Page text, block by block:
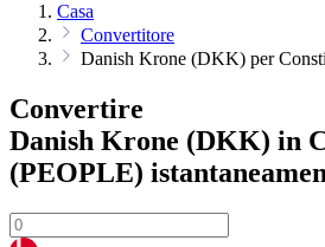
Casa
Convertitore
Danish Krone (DKK) per
Convertire
Danish Krone (DKK) in
(PEOPLE)